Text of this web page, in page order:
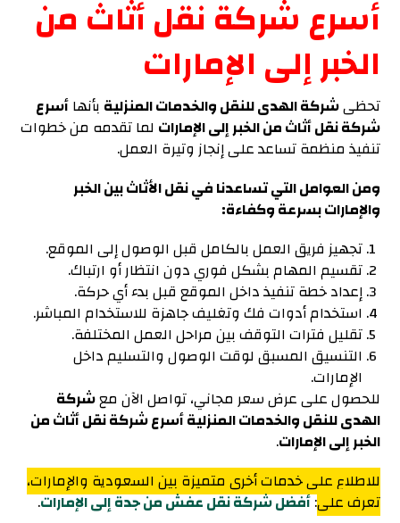
أسرع شركة نقل أثاث من
الخبر إلى الإمارات
تحظىشركة الهدى للنقل والخدمات المنزلية بأنهاأسرع
شركة نقل أثاث من الخبر إلى الإمارات لما تقدمه من خطوات
تنفيذ منظمة تساعد على إنجاز وتيرة العمل.
ومن العوامل التي تساعدنا في نقل الأثاث بين الخبر
والإمارات بسرعة وكفاءة:
تجهيز فريق العمل بالكامل قبل الوصول إلى الموقع.
تقسيم المهام بشكل فوري دون انتظار أو ارتباك.
إعداد خطة تنفيذ داخل الموقع قبل بدء أي حركة.
استخدام أدوات فك وتغليف جاهزة للاستخدام المباشر.
تقليل فترات التوقف بين مراحل العمل المختلفة.
التنسيق المسبق لوقت الوصول والتسليم داخل
الإمارات.
للحصول على عرض سعر مجاني، تواصل الآن معشركة
الهدى للنقل والخدمات المنزلية أسرع شركة نقل أثاث من
الخبر إلى الإمارات.
للاطلاع على خدمات أخرى متميزة بين السعودية والإمارات،
تعرف على:أفضل شركة نقل عفش من جدة إلى الإمارات.